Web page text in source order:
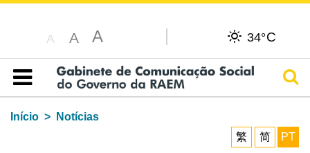
A A A 34°C
Índice
Início
Notícias
繁
简 PT